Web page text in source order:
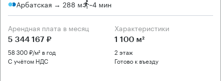
Арбатская → 288 м ~4 мин
Арендная плата в месяц
5 344 167 ₽
58 300 ₽/м² в год
С учётом НДС
Характеристики
1 100 м²
2 этаж
Готово к въезду